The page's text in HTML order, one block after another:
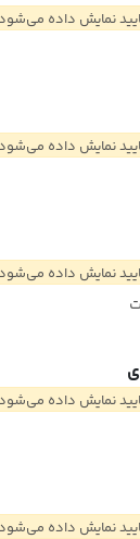
نمایش داده می‌شود
نمایش داده می‌شود
نمایش داده می‌شود
نمایش داده می‌شود
نمایش داده می‌شود